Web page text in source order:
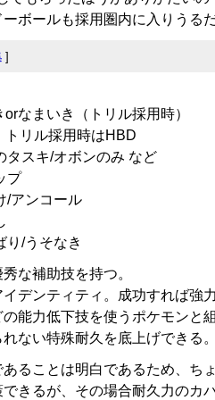
ボールも採用圏内に入りうるだ
]
なまいき（トリル採用時）
リル採用時はHBD
タスキ/オボンのみ など
プ
/アンコール
り/うそなき
な補助技を持つ。
デンティティ。成功すれば強
能力低下技を使うポケモンと
ない特殊耐久を底上げできる。
ることは明白であるため、ち
きるが、その場合耐久力のカ